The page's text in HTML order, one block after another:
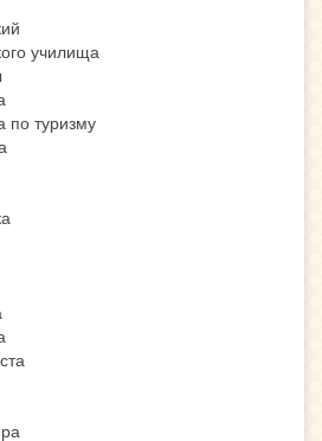
училища
туризму